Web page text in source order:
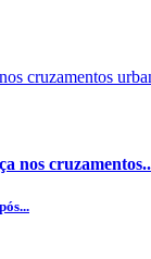
nos